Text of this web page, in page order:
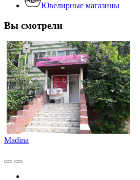
Ювелирные магазины
Вы смотрели
Madina